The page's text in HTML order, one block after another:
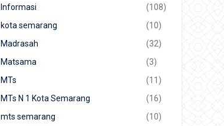
Informasi
(108)
kota semarang
(10)
Madrasah
(32)
Matsama
(3)
MTs
(11)
MTs N 1 Kota Semarang
(16)
mts semarang
(10)